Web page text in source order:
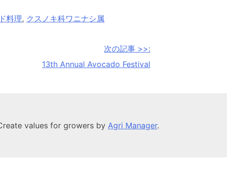
料理, クスノキ科ワニナシ属
次の記事 >>:
13th Annual Avocado Festival
values for growers by Agri Manager.